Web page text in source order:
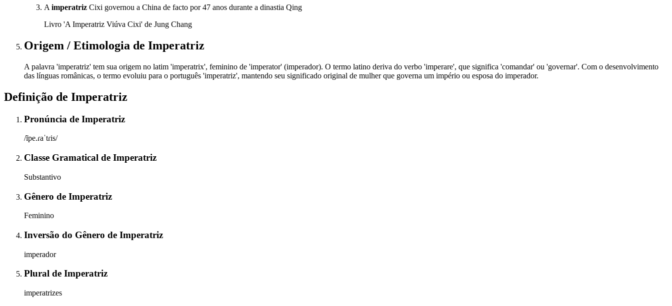
A imperatriz Cixi governou a China de facto por 47 anos durante a dinastia Qing
Livro 'A Imperatriz Viúva Cixi' de Jung Chang
Origem / Etimologia de Imperatriz
A palavra 'imperatriz' tem sua origem no latim 'imperatrix', feminino de 'imperator' (imperador). O termo latino deriva do verbo 'imperare', que significa 'comandar' ou 'governar'. Com o desenvolvimento
das línguas românicas, o termo evoluiu para o português 'imperatriz', mantendo seu significado original de mulher que governa um império ou esposa do imperador.
Definição de Imperatriz
Pronúncia de Imperatriz
/ĩpe.ɾaˈtɾis/
Classe Gramatical de Imperatriz
Substantivo
Gênero de Imperatriz
Feminino
Inversão do Gênero de Imperatriz
imperador
Plural de Imperatriz
imperatrizes